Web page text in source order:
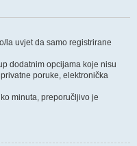
la uvjet da samo registrirane
dodatnim opcijama koje nisu
poruke, elektronička
minuta, preporučljivo je